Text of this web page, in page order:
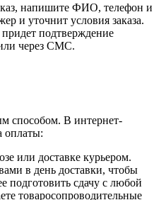
напишите ФИО, телефон и
и уточнит условия заказа.
придет подтверждение
через СМС.
способом. В интернет-
оплаты:
или доставке курьером.
в день доставки, чтобы
подготовить сдачу с любой
товаросопроводительные